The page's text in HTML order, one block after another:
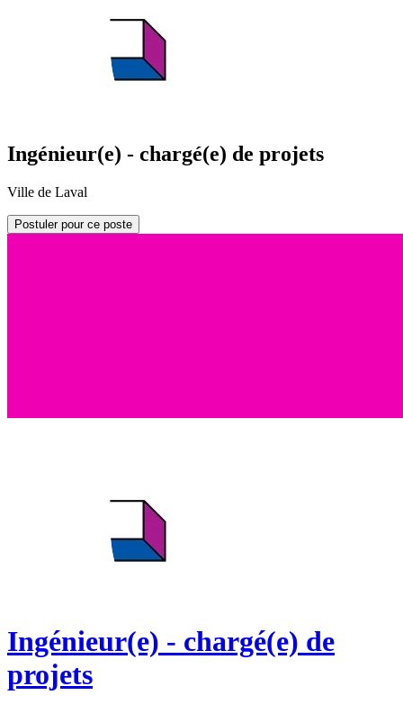
Ingénieur(e) - chargé(e) de projets
Ville de Laval
Postuler pour ce poste
Ingénieur(e) - chargé(e) de
projets